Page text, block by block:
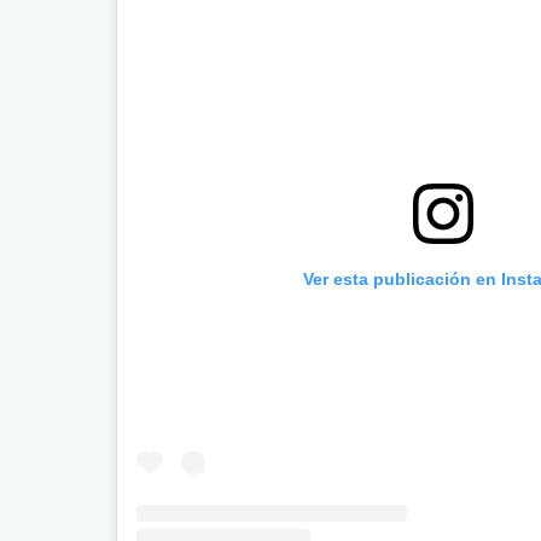
Ver esta publicación en